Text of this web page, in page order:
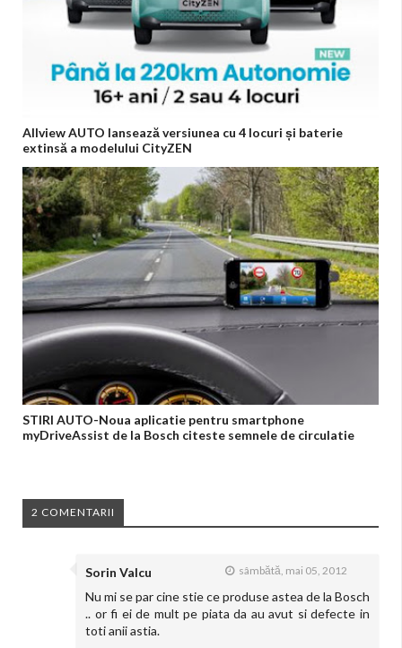
Allview AUTO lansează versiunea cu 4 locuri și baterie
extinsă a modelului CityZEN
STIRI AUTO-Noua aplicatie pentru smartphone
myDriveAssist de la Bosch citeste semnele de circulatie
2 COMENTARII
Sorin Valcu sâmbătă, mai 05, 2012
Nu mi se par cine stie ce produse astea de la Bosch
.. or fi ei de mult pe piata da au avut si defecte in
toti anii astia.